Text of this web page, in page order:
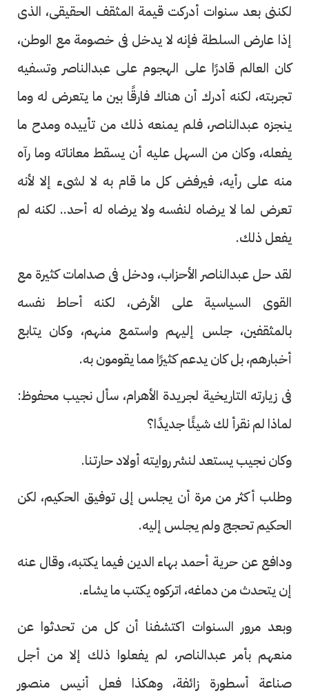
لكننى بعد سنوات أدركت قيمة المثقف الحقيقى، الذى
إذا عارض السلطة فإنه لا يدخل فى خصومة مع الوطن،
كان العالم قادرًا على الهجوم على عبدالناصر وتسفيه
تجربته، لكنه أدرك أن هناك فارقًا بين ما يتعرض له وما
ينجزه عبدالناصر، فلم يمنعه ذلك من تأييده ومدح ما
يفعله، وكان من السهل عليه أن يسقط معاناته وما رآه
منه على رأيه، فيرفض كل ما قام به لا لشىء إلا لأنه
تعرض لما لا يرضاه لنفسه ولا يرضاه له أحد.. لكنه لم
يفعل ذلك.
لقد حل عبدالناصر الأحزاب، ودخل فى صدامات كثيرة مع
القوى السياسية على الأرض، لكنه أحاط نفسه
بالمثقفين، جلس إليهم واستمع منهم، وكان يتابع
أخبارهم، بل كان يدعم كثيرًا مما يقومون به.
فى زيارته التاريخية لجريدة الأهرام، سأل نجيب محفوظ:
لماذا لم نقرأ لك شيئًا جديدًا؟
وكان نجيب يستعد لنشر روايته أولاد حارتنا.
وطلب أكثر من مرة أن يجلس إلى توفيق الحكيم، لكن
الحكيم تحجج ولم يجلس إليه.
ودافع عن حرية أحمد بهاء الدين فيما يكتبه، وقال عنه
إن يتحدث من دماغه، اتركوه يكتب ما يشاء.
وبعد مرور السنوات اكتشفنا أن كل من تحدثوا عن
منعهم بأمر عبدالناصر، لم يفعلوا ذلك إلا من أجل
صناعة أسطورة زائفة، وهكذا فعل أنيس منصور